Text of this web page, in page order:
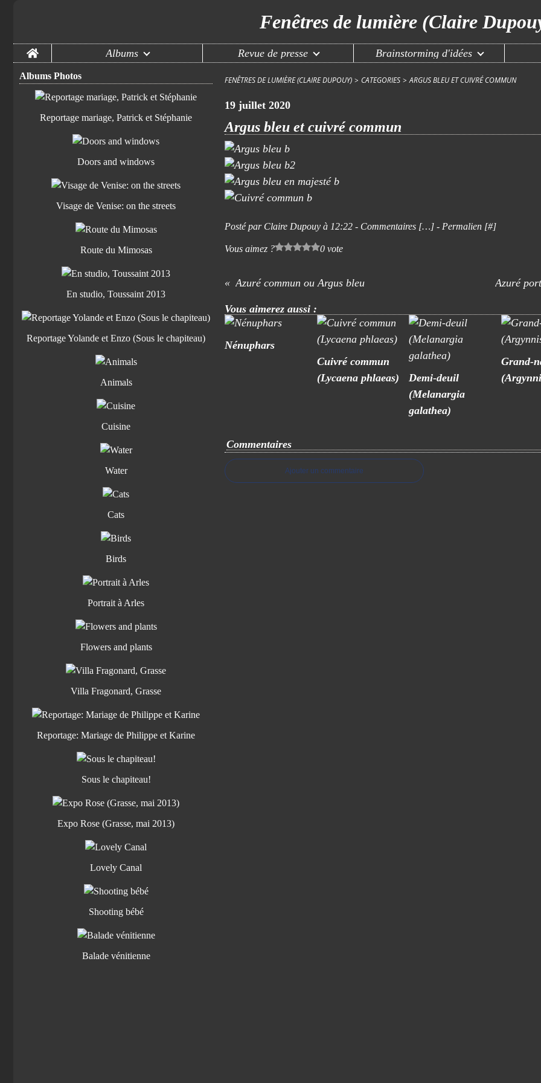
Fenêtres de lumière (Claire
Home Albums Revue de presse Brainstorming d'idées
Albums Photos
Reportage mariage, Patrick et Stéphanie
Doors and windows
Visage de Venise: on the streets
Route du Mimosas
En studio, Toussaint 2013
Reportage Yolande et Enzo (Sous le chapiteau)
Animals
Cuisine
Water
Cats
Birds
Portrait à Arles
Flowers and plants
Villa Fragonard, Grasse
Reportage: Mariage de Philippe et Karine
Sous le chapiteau!
Expo Rose (Grasse, mai 2013)
Lovely Canal
Shooting bébé
Balade vénitienne
FENÊTRES DE LUMIÈRE (CLAIRE DUPOUY) > CATEGORIES > ARGUS BLEU ET CUIVRÉ COMMUN
19 juillet 2020
Argus bleu et cuivré commun
Posté par Claire Dupouy à 12:22 - Commentaires […] - Permalien [#]
Vous aimez ? 0 vote
Azuré commun ou Argus bleu Azuré
Vous aimerez aussi :
Nénuphars
Cuivré commun
(Lycaena phlaeas)
Demi-deuil
(Melanargia
galathea)
Grand-
Commentaires
Ajouter un commentaire